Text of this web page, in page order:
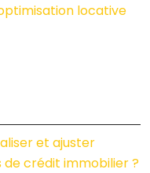
locative
et ajuster
crédit immobilier ?